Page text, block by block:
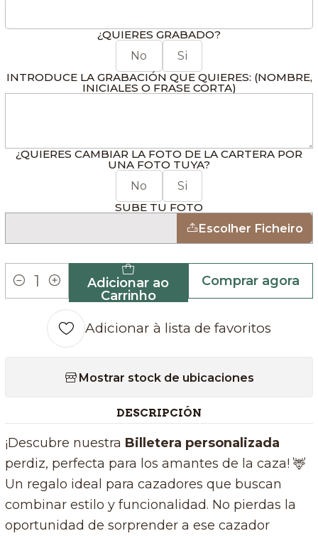
¿QUIERES GRABADO?
No Si
INTRODUCE LA GRABACIÓN QUE QUIERES: (NOMBRE,
INICIALES O FRASE CORTA)
¿QUIERES CAMBIAR LA FOTO DE LA CARTERA POR
UNA FOTO TUYA?
No Si
SUBE TU FOTO
Escolher Ficheiro
Quantidade
Adicionar ao
Carrinho
Comprar agora
Adicionar à lista de favoritos
Mostrar stock de ubicaciones
DESCRIPCIÓN
¡Descubre nuestra Billetera personalizada
perdiz, perfecta para los amantes de la caza! 🦌
Un regalo ideal para cazadores que buscan
combinar estilo y funcionalidad. No pierdas la
oportunidad de sorprender a ese cazador